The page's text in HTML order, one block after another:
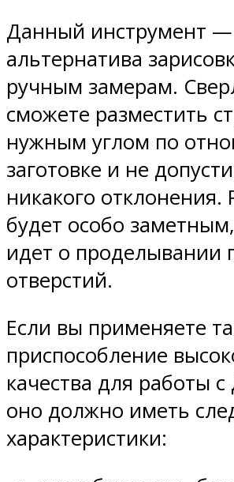
Данный инструмент —
альтернатива
ручным замерам.
сможете разместить
нужным углом по
заготовке и не
никакого отклонения.
будет особо
идет о проделывании
отверстий.
Если вы применяете
приспособление
качества для работы
оно должно иметь
характеристики: